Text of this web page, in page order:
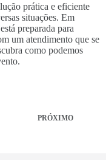
prática e eficiente
situações. Em
preparada para
um atendimento que se
como podemos
PRÓXIMO